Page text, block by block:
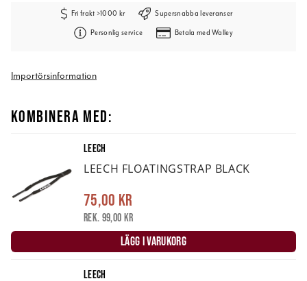
Fri frakt >1000 kr Supersnabba leveranser
Personlig service Betala med Walley
Importörsinformation
KOMBINERA MED:
LEECH
LEECH FLOATINGSTRAP BLACK
75,00 kr
Rek. 99,00 kr
LÄGG I VARUKORG
LEECH